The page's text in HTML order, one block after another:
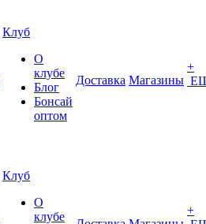
Клуб
О
клубе
Блог
Бонсай
оптом
Доставка Магазины
+
Клуб
О
клубе
+